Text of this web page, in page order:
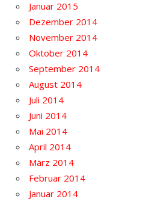
Januar 2015
Dezember 2014
November 2014
Oktober 2014
September 2014
August 2014
Juli 2014
Juni 2014
Mai 2014
April 2014
März 2014
Februar 2014
Januar 2014